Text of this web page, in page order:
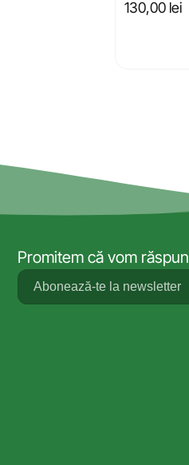
130,00 lei
Promitem că vom